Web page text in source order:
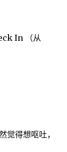
In （从
觉得想呕吐，